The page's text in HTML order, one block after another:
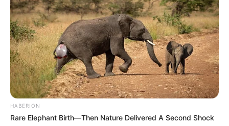
– Nincs értelme tisztességes embereket támadni a
cigányok miatt!
A kócos kislány csak akkor engedte el Zsenyát,
amikor a nők eltűntek a bokrok mögött.
HABERION
Rare Elephant Birth—Then Nature Delivered A Second Shock